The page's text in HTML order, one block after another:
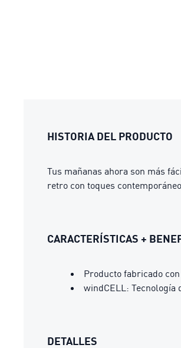
HISTORIA DEL PRODUCTO
Tus mañanas ahora son más
retro con toques
CARACTERÍSTICAS +
Producto fabricado
windCELL: Tecnología
DETALLES